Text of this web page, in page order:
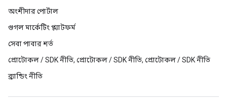
অংশীদার পোর্টাল
গুগল মার্কেটিং প্ল্যাটফর্ম
সেবা পাবার শর্ত
প্রোটোকল / SDK নীতি, প্রোটোকল / SDK নীতি, প্রোটোকল / SDK নীতি
ব্র্যান্ডিং নীতি